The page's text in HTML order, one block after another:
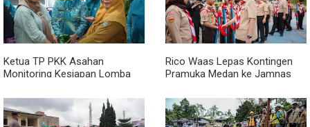
Ketua TP PKK Asahan
Monitoring Kesiapan Lomba
Persatuan
Rico Waas Lepas Kontingen
Pramuka Medan ke Jamnas
Bangun Jejaring, Bawa Pulang
Pengalaman